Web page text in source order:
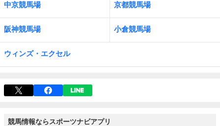
中京競馬場 京都競馬場
阪神競馬場 小倉競馬場
ウィンズ・エクセル
競馬情報ならスポーツナビアプリ